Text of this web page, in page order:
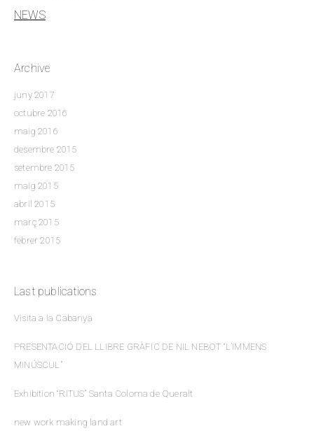
NEWS
Archive
juny 2017
octubre 2016
maig 2016
desembre 2015
setembre 2015
maig 2015
abril 2015
març 2015
febrer 2015
Last publications
Visita a la Cabanya
PRESENTACIÓ DEL LLIBRE GRÀFIC DE NIL NEBOT “L’IMMENS
MINÚSCUL”
Exhibition “RITUS” Santa Coloma de Queralt
new work making land art